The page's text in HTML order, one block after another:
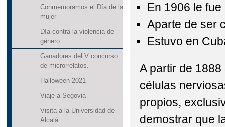
Conmemoramos el Día de la
mujer
Día contra la violencia de
género
Ganadores del V concurso
de microrrelatos.
Halloween 2021
Viaje a Segovia
Visita a la Universidad de
Alcalá
En 1906 le
Aparte de ser
Estuvo en
A partir de
células
propios,
demostrar que